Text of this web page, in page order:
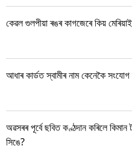
কেৱল গুলপীয়া ৰঙৰ কাগজেৰে কিয়
আধাৰ কাৰ্ডত স্বামীৰ নাম কেনেকৈ
অৱসৰৰ পূৰ্বে ছবিত কণ্ঠদান কৰিলে কিমান
সিঙে?